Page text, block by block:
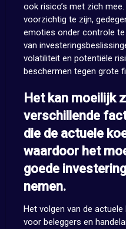
ook risico’s met zich
voorzichtig te zijn,
emoties onder controle
van
volatiliteit en potentiële
beschermen tegen grote
Het kan moeilijk
verschillende
die de actuele
waardoor het
goede
nemen.
Het volgen van de
voor beleggers en